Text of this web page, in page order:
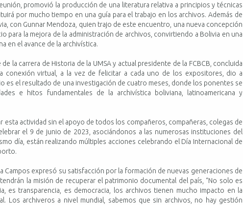
promovió la producción de una literatura relativa a principios y técnicas
por mucho tiempo en una guía para el trabajo en los archivos. Además de
con Gunnar Mendoza, quien trajo de este encuentro, una nueva concepción
para la mejora de la administración de archivos, convirtiendo a Bolivia en una
en el avance de la archivística.
la carrera de Historia de la UMSA y actual presidente de la FCBCB, concluida
conexión virtual, a la vez de felicitar a cada uno de los expositores, dio a
es el resultado de una investigación de cuatro meses, donde los ponentes se
e hitos fundamentales de la archivística boliviana, latinoamericana y
esta actividad sin el apoyo de todos los compañeros, compañeras, colegas de
el 9 de junio de 2023, asociándonos a las numerosas instituciones del
día, están realizando múltiples acciones celebrando el Día Internacional de
Campos expresó su satisfacción por la formación de nuevas generaciones de
la misión de recuperar el patrimonio documental del país, “No solo es
es transparencia, es democracia, los archivos tienen mucho impacto en la
Los archiveros a nivel mundial, sabemos que sin archivos, no hay gestión